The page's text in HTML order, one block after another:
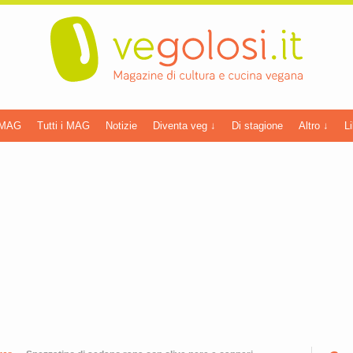
Tutti i MAG Notizie Diventa veg ↓ Di stagione Altro ↓